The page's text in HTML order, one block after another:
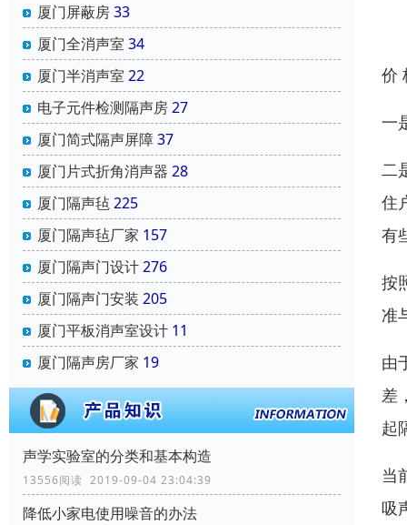
厦门屏蔽房33
厦门全消声室 34
厦门半消声室 22
电子元件检测隔声房27
厦门简式隔声屏障37
厦门片式折角消声器 28
厦门隔声毡225
厦门隔声毡厂家 157
厦门隔声门设计276
厦门隔声门安装 205
厦门平板消声室设计 11
厦门隔声房厂家 19
声学实验室的分类和基本构造
13556阅读 2019-09-04 23:04:39
降低小家电使用噪音的办法
价
一
二
住
有
按
准
由
差
起
当
吸